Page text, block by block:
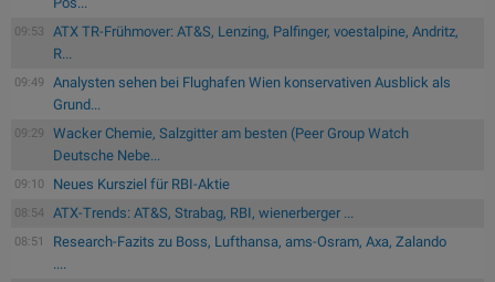
09:53
ATX TR-Frühmover: AT&S, Lenzing, Palfinger, voestalpine, Andritz,
R...
09:49
Analysten sehen bei Flughafen Wien konservativen Ausblick als
Grund...
09:29
Wacker Chemie, Salzgitter am besten (Peer Group Watch
Deutsche Nebe...
09:10 Neues Kursziel für RBI-Aktie
08:54 ATX-Trends: AT&S, Strabag, RBI, wienerberger ...
08:51
Research-Fazits zu Boss, Lufthansa, ams-Osram, Axa, Zalando
....